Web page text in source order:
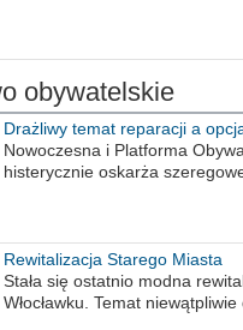
obywatelskie
Drażliwy temat reparacji a
Nowoczesna i Platforma
histerycznie oskarża
Rewitalizacja Starego Miasta
Stała się ostatnio modna
Włocławku. Temat